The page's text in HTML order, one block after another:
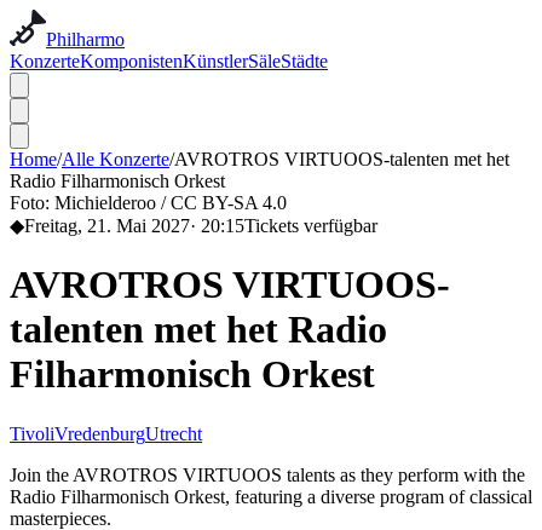
Philharmo
KonzerteKomponistenKünstlerSäleStädte
Home/Alle Konzerte/AVROTROS VIRTUOOS-talenten met het
Radio Filharmonisch Orkest
Foto: Michielderoo / CC BY-SA 4.0
◆Freitag, 21. Mai 2027· 20:15Tickets verfügbar
AVROTROS VIRTUOOS-
talenten met het Radio
Filharmonisch Orkest
TivoliVredenburgUtrecht
Join the AVROTROS VIRTUOOS talents as they perform with the
Radio Filharmonisch Orkest, featuring a diverse program of classical
masterpieces.